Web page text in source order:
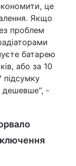
це
Якщо
проблем
батарею
або за 10
підсумку
дешевше", -